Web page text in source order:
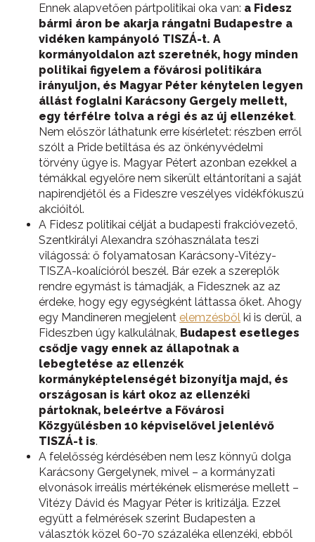
Ennek alapvetően pártpolitikai oka van: a Fidesz
bármi áron be akarja rángatni Budapestre a
vidéken kampányoló TISZÁ-t. A
kormányoldalon azt szeretnék, hogy minden
politikai figyelem a fővárosi politikára
irányuljon, és Magyar Péter kénytelen legyen
állást foglalni Karácsony Gergely mellett,
egy térfélre tolva a régi és az új ellenzéket.
Nem először láthatunk erre kísérletet: részben erről
szólt a Pride betiltása és az önkényvédelmi
törvény ügye is. Magyar Pétert azonban ezekkel a
témákkal egyelőre nem sikerült eltántorítani a saját
napirendjétől és a Fideszre veszélyes vidékfókuszú
akcióitól.
A Fidesz politikai célját a budapesti frakcióvezető,
Szentkirályi Alexandra szóhasználata teszi
világossá: ő folyamatosan Karácsony-Vitézy-
TISZA-koalícióról beszél. Bár ezek a szereplők
rendre egymást is támadják, a Fidesznek az az
érdeke, hogy egy egységként láttassa őket. Ahogy
egy Mandineren megjelent elemzésből ki is derül, a
Fideszben úgy kalkulálnak, Budapest esetleges
csődje vagy ennek az állapotnak a
lebegtetése az ellenzék
kormányképtelenségét bizonyítja majd, és
országosan is kárt okoz az ellenzéki
pártoknak, beleértve a Fővárosi
Közgyűlésben 10 képviselővel jelenlévő
TISZÁ-t is.
A felelősség kérdésében nem lesz könnyű dolga
Karácsony Gergelynek, mivel – a kormányzati
elvonások irreális mértékének elismerése mellett –
Vitézy Dávid és Magyar Péter is kritizálja. Ezzel
együtt a felmérések szerint Budapesten a
választók közel 60-70 százaléka ellenzéki, ebből